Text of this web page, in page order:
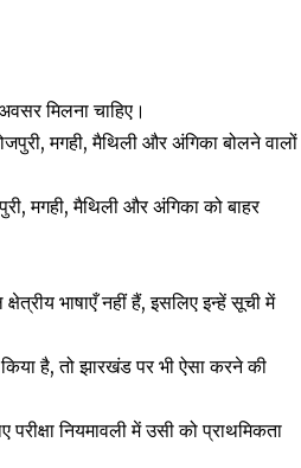
मिलना चाहिए।
मगही, मैथिली और अंगिका बोलने वालों
मगही, मैथिली और अंगिका को बाहर
भाषाएँ नहीं हैं, इसलिए इन्हें सूची में
है, तो झारखंड पर भी ऐसा करने की
नियमावली में उसी को प्राथमिकता